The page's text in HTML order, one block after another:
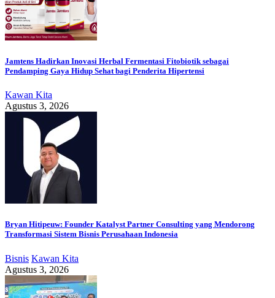
Jamtens Hadirkan Inovasi Herbal Fermentasi Fitobiotik sebagai
Pendamping Gaya Hidup Sehat bagi Penderita Hipertensi
Kawan Kita
Agustus 3, 2026
Bryan Hitipeuw: Founder Katalyst Partner Consulting yang Mendorong
Transformasi Sistem Bisnis Perusahaan Indonesia
Bisnis Kawan Kita
Agustus 3, 2026